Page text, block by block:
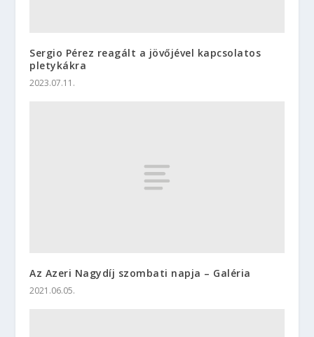
Sergio Pérez reagált a jövőjével kapcsolatos
pletykákra
2023.07.11.
Az Azeri Nagydíj szombati napja – Galéria
2021.06.05.